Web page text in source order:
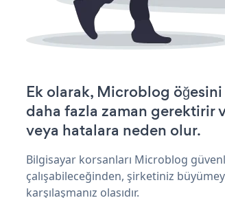
Ek olarak, Microblog
daha fazla zaman gerektirir
veya hatalara neden olur.
Bilgisayar korsanları Microblog
çalışabileceğinden, şirketiniz
karşılaşmanız olasıdır.